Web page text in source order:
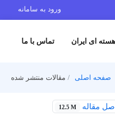
ورود به سامانه
ای ایران تماس با ما
صفحه اصلی مقالات منتشر شده
اصل مقاله 12.5 M